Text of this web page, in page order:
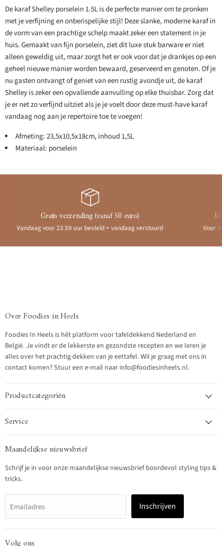
De karaf Shelley porselein 1.5L is de perfecte manier om te pronken
met je verfijning en onberispelijke stijl! Deze slanke, moderne karaf in
de vorm van een prachtige schelp maakt zeker een statement in je
huis. Gemaakt van fijn porselein, ziet dit luxe stuk barware er niet
alleen geweldig uit, maar zorgt het er ook voor dat je drankjes op een
geheel nieuwe manier worden bewaard, geserveerd en genoten. Of je
nu gasten ontvangt of geniet van een rustig avondje uit, de karaf
Shelley is zeker een opvallende aanvulling op elke thuisbar. Zorg dat
je er net zo verfijnd uitziet als je je voelt door deze must-have karaf
vandaag nog aan je repertoire toe te voegen!
Afmeting: 23,5x10,5x18cm, inhoud 1,5L
Materiaal: porselein
Gratis verzending (vanaf 50 euro)
Vandaag voor 23.59 uur besteld = vandaag verstuurd Voor
Over Foodies in Heels
Foodies In Heels is hét platform voor tafeldekkend Nederland en
België. Je vindt er de lekkerste en gezondste recepten en we leren je
alles over het prachtig dekken van je eettafel. Wil je graag met ons in
contact komen? Stuur een e-mail naar info@foodiesinheels.nl.
Productcategoriën
Service
Maandelijkse nieuwsbrief
Schrijf je in voor onze maandelijkse nieuwsbrief boordevol styling tips &
tricks.
Emailadres Inschrijven